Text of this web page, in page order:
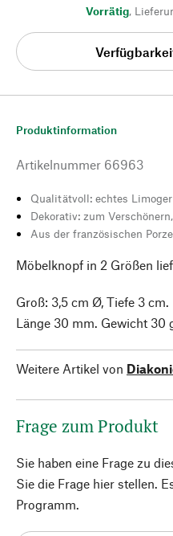
Vorrätig,
Produktinformation
Artikelnummer 66963
Qualitätvoll: echtes
Dekorativ: zum
Aus der französischen
Möbelknopf in 2 Größen
Groß: 3,5 cm Ø, Tiefe 3
Länge 30 mm. Gewicht 30
Weitere Artikel von
Frage zum Produkt
Sie haben eine Frage zu
Sie die Frage hier stellen.
Programm.